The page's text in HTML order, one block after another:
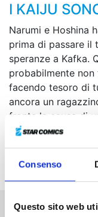
Consenso
Questo sito web
I KAIJU
Narumi e Hoshina
prima di passare il
speranze a Kafka.
probabilmente non
facendo tesoro di
ancora un
fronte la causa di
storia... Riuscirà a
battaglia delle
il suo sconvolgente